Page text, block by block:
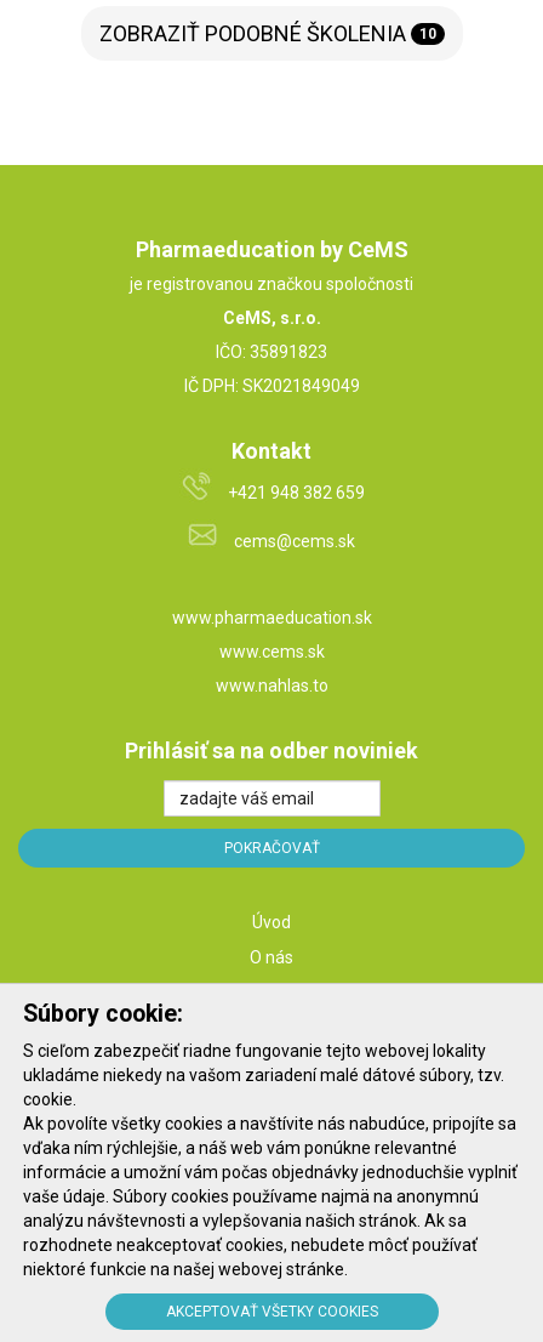
ZOBRAZIŤ PODOBNÉ ŠKOLENIA 10
Pharmaeducation by CeMS
je registrovanou značkou spoločnosti
CeMS, s.r.o.
IČO: 35891823
IČ DPH: SK2021849049
Kontakt
+421 948 382 659
cems@cems.sk
www.pharmaeducation.sk
www.cems.sk
www.nahlas.to
Prihlásiť sa na odber noviniek
Úvod
O nás
Konferencie
Blog
Etický kódex spoločnosti
Ochrana osobných údajov
Odhlásenie z newslettera
Všeobecné obchodné podmienky
Súbory cookie:
S cieľom zabezpečiť riadne fungovanie tejto webovej lokality
ukladáme niekedy na vašom zariadení malé dátové súbory, tzv.
cookie.
Ak povolíte všetky cookies a navštívite nás nabudúce, pripojíte sa
vďaka ním rýchlejšie, a náš web vám ponúkne relevantné
informácie a umožní vám počas objednávky jednoduchšie vyplniť
vaše údaje. Súbory cookies používame najmä na anonymnú
analýzu návštevnosti a vylepšovania našich stránok. Ak sa
rozhodnete neakceptovať cookies, nebudete môcť používať
niektoré funkcie na našej webovej stránke.
AKCEPTOVAŤ VŠETKY COOKIES